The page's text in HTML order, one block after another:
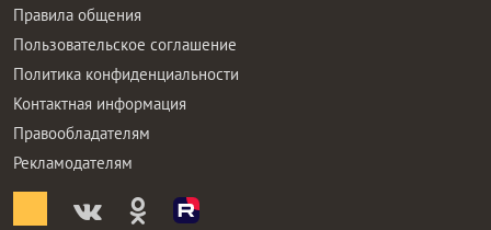
Правила общения
Пользовательское соглашение
Политика конфиденциальности
Контактная информация
Правообладателям
Рекламодателям